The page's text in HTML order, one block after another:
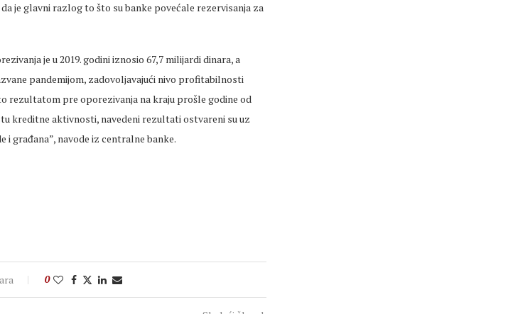
je glavni razlog to što su banke povećale rezervisanja za
je u 2019. godini iznosio 67,7 milijardi dinara, a
pandemijom, zadovoljavajući nivo profitabilnosti
rezultatom pre oporezivanja na kraju prošle godine od
kreditne aktivnosti, navedeni rezultati ostvareni su uz
građana”, navode iz centralne banke.
0